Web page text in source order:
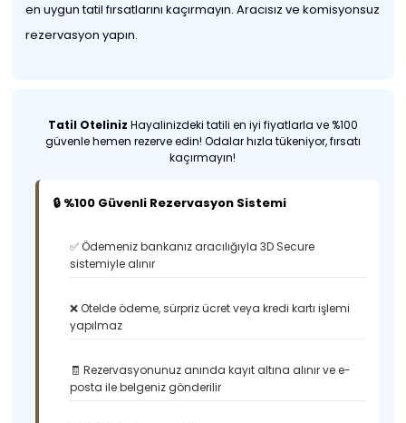
en uygun tatil fırsatlarını kaçırmayın. Aracısız ve komisyonsuz
rezervasyon yapın.
Tatil Oteliniz Hayalinizdeki tatili en iyi fiyatlarla ve %100
güvenle hemen rezerve edin! Odalar hızla tükeniyor, fırsatı
kaçırmayın!
🔒 %100 Güvenli Rezervasyon Sistemi
✅ Ödemeniz bankanız aracılığıyla 3D Secure
sistemiyle alınır
❌ Otelde ödeme, sürpriz ücret veya kredi kartı işlemi
yapılmaz
🧾 Rezervasyonunuz anında kayıt altına alınır ve e-
posta ile belgeniz gönderilir